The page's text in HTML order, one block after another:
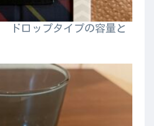
ドロップタイプの容量と